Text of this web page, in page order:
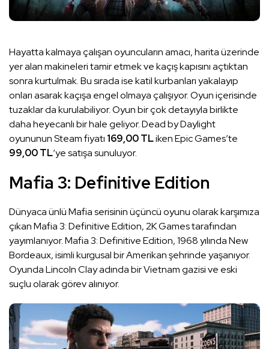
Hayatta kalmaya çalışan oyuncuların amacı, harita üzerinde
yer alan makineleri tamir etmek ve kaçış kapısını açtıktan
sonra kurtulmak. Bu sırada ise katil kurbanları yakalayıp
onları asarak kaçışa engel olmaya çalışıyor. Oyun içerisinde
tuzaklar da kurulabiliyor. Oyun bir çok detayıyla birlikte
daha heyecanlı bir hale geliyor. Dead by Daylight
oyununun Steam fiyatı 169,00 TLiken Epic Games’te
99,00 TL‘ye satışa sunuluyor.
Mafia 3: Definitive Edition
Dünyaca ünlü Mafia serisinin üçüncü oyunu olarak karşımıza
çıkan Mafia 3: Definitive Edition, 2K Games tarafından
yayımlanıyor. Mafia 3: Definitive Edition, 1968 yılında New
Bordeaux, isimli kurgusal bir Amerikan şehrinde yaşanıyor.
Oyunda Lincoln Clay adında bir Vietnam gazisi ve eski
suçlu olarak görev alınıyor.